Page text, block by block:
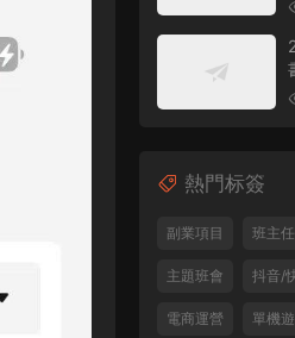
熱門标簽
副業項目 班主
主題班會 抖音/
電商運營 單機